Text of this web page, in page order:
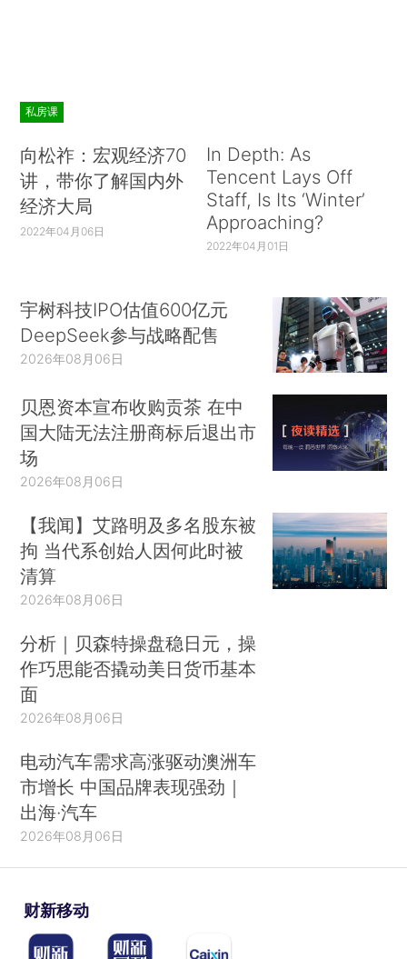
私房课
向松祚：宏观经济70
讲，带你了解国内外
经济大局
2022年04月06日
In Depth: As
Tencent Lays Off
Staff, Is Its ‘Winter’
Approaching?
2022年04月01日
宇树科技IPO估值600亿元
DeepSeek参与战略配售
2026年08月06日
贝恩资本宣布收购贡茶 在中
国大陆无法注册商标后退出市
场
2026年08月06日
【我闻】艾路明及多名股东被
拘 当代系创始人因何此时被
清算
2026年08月06日
分析｜贝森特操盘稳日元，操
作巧思能否撬动美日货币基本
面
2026年08月06日
电动汽车需求高涨驱动澳洲车
市增长 中国品牌表现强劲｜
出海·汽车
2026年08月06日
财新移动